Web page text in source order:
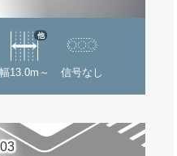
幅13.0m～
他
信号なし